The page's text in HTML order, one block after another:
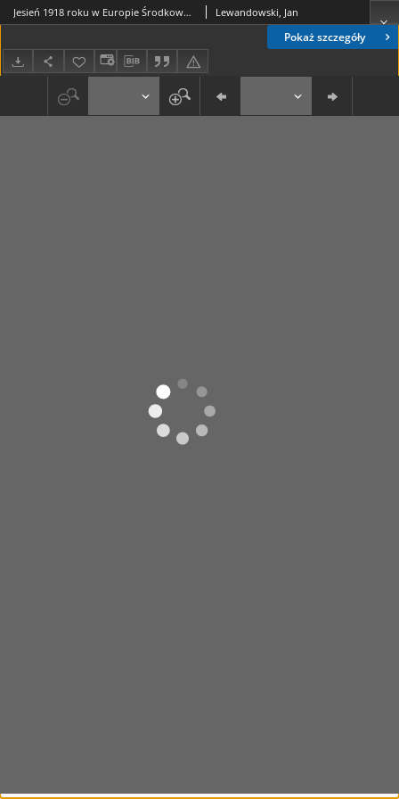
Pokaż szczegóły
Jesień 1918 roku w Europie Środkowo-Wschodniej Lewandowski, Jan